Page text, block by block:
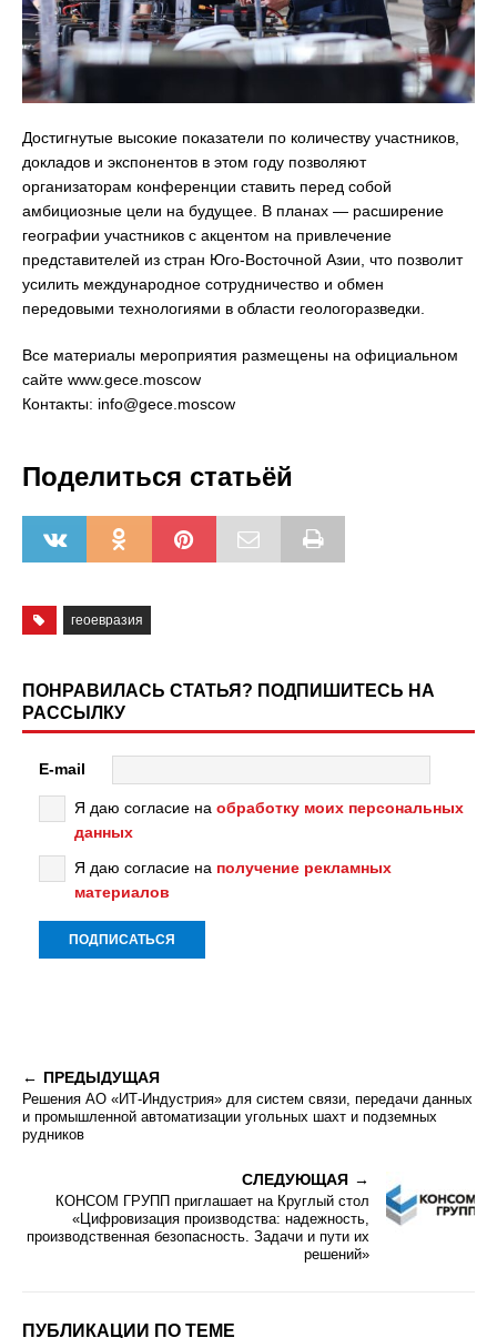
Достигнутые высокие показатели по количеству участников,
докладов и экспонентов в этом году позволяют
организаторам конференции ставить перед собой
амбициозные цели на будущее. В планах — расширение
географии участников с акцентом на привлечение
представителей из стран Юго-Восточной Азии, что позволит
усилить международное сотрудничество и обмен
передовыми технологиями в области геологоразведки.
Все материалы мероприятия размещены на официальном
сайте www.gece.moscow
Контакты: info@gece.moscow
Поделиться статьёй
геоевразия
ПОНРАВИЛАСЬ СТАТЬЯ? ПОДПИШИТЕСЬ НА
РАССЫЛКУ
E-mail
Я даю согласие на обработку моих персональных
данных
Я даю согласие на получение рекламных
материалов
ПРЕДЫДУЩАЯ
Решения АО «ИТ-Индустрия» для систем связи, передачи данных
и промышленной автоматизации угольных шахт и подземных
рудников
СЛЕДУЮЩАЯ
КОНСОМ ГРУПП приглашает на Круглый стол
«Цифровизация производства: надежность,
производственная безопасность. Задачи и пути их
решений»
ПУБЛИКАЦИИ ПО ТЕМЕ